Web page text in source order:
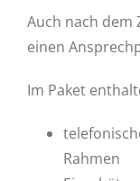
Auch nach dem
einen
Im Paket
Rahmen